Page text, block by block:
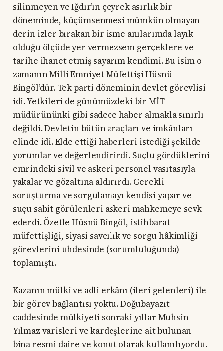
silinmeyen ve Iğdır’ın çeyrek asırlık bir
döneminde, küçümsenmesi mümkün olmayan
derin izler bırakan bir isme anılarımda layık
olduğu ölçüde yer vermezsem gerçeklere ve
tarihe ihanet etmiş sayarım kendimi. Bu isim o
zamanın Milli Emniyet Müfettişi Hüsnü
Bingöl’dür. Tek parti döneminin devlet görevlisi
idi. Yetkileri de günümüzdeki bir MİT
müdürününki gibi sadece haber almakla sınırlı
değildi. Devletin bütün araçları ve imkânları
elinde idi. Elde ettiği haberleri istediği şekilde
yorumlar ve değerlendirirdi. Suçlu gördüklerini
emrindeki sivil ve askeri personel vasıtasıyla
yakalar ve gözaltına aldırırdı. Gerekli
soruşturma ve sorgulamayı kendisi yapar ve
suçu sabit görülenleri askeri mahkemeye sevk
ederdi. Özetle Hüsnü Bingöl, istihbarat
müfettişliği, siyasi savcılık ve sorgu hâkimliği
görevlerini uhdesinde (sorumluluğunda)
toplamıştı.
Kazanın mülki ve adli erkânı (ileri gelenleri) ile
bir görev bağlantısı yoktu. Doğubayazıt
caddesinde mülkiyeti sonraki yıllar Muhsin
Yılmaz varisleri ve kardeşlerine ait bulunan
bina resmi daire ve konut olarak kullanılıyordu.